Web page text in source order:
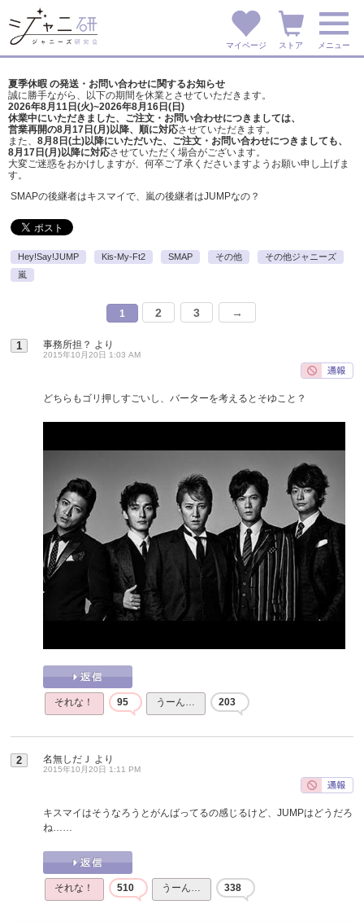
マイページ ストア メニュー
夏季休暇 の発送・お問い合わせに関するお知らせ
誠に勝手ながら、以下の期間を休業とさせていただきます。
2026年8月11日(火)~2026年8月16日(日)
休業中にいただきました、ご注文・お問い合わせにつきましては、
営業再開の8月17日(月)以降、順に対応させていただきます。
また、 8月8日(土)以降にいただいた、ご注文・ お問い合わせにつきましても、
8月17日(月)以降に対応させていただく場合がございます。
大変ご迷惑をおかけしますが、 何卒ご了承くださいますようお願い申し上げま
す。
SMAPの後継者はキスマイで、嵐の後継者はJUMPなの？
Hey!Say!JUMP Kis-My-Ft2 SMAP その他
その他ジャニーズ
嵐
1 2 3 →
1 事務所担？ より
2015年10月20日 1:03 AM
どちらもゴリ押しすごいし、バーターを考えるとそゆこと？
それな！ 95 うーん… 203
2 名無しだＪ より
2015年10月20日 1:11 PM
キスマイはそうなろうとがんばってるの感じるけど、JUMPはどうだろ
ね……
それな！ 510 うーん… 338